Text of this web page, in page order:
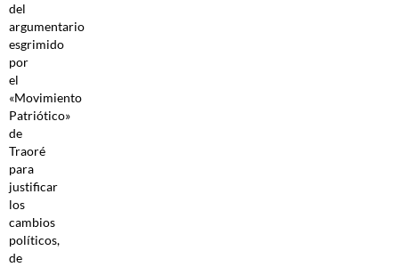
del
argumentario
esgrimido
por
el
«Movimiento
Patriótico»
de
Traoré
para
justificar
los
cambios
políticos,
de